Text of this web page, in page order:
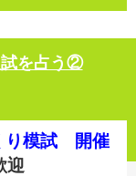
を占う②
り模試 開催
迎